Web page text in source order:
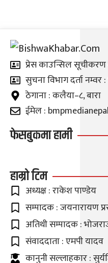
प्रेस काउन्सिल
सुचना विभाग दर्ता
ठेगाना : कलैया–८, बारा
ईमेल :
फेसबुकमा हामी
हाम्रो टिम
अध्यक्ष : राकेश पाण्डेय
सम्पादक : जयनारायण
अतिथी सम्पादक :
संवाददाता : एमपी यादव
कानुनी सल्लाहकार :